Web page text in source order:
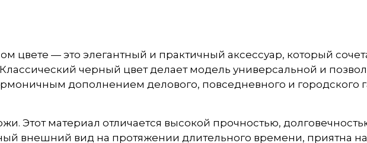
цвете — это элегантный и практичный аксессуар, который
черный цвет делает модель универсальной и
дополнением делового, повседневного и городского
Этот материал отличается высокой прочностью,
внешний вид на протяжении длительного времени, приятна